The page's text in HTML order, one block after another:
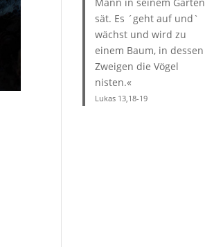
sät. Es ´geht auf und`
wächst und wird zu
einem Baum, in dessen
Zweigen die Vögel
nisten.«
Lukas 13,18-19